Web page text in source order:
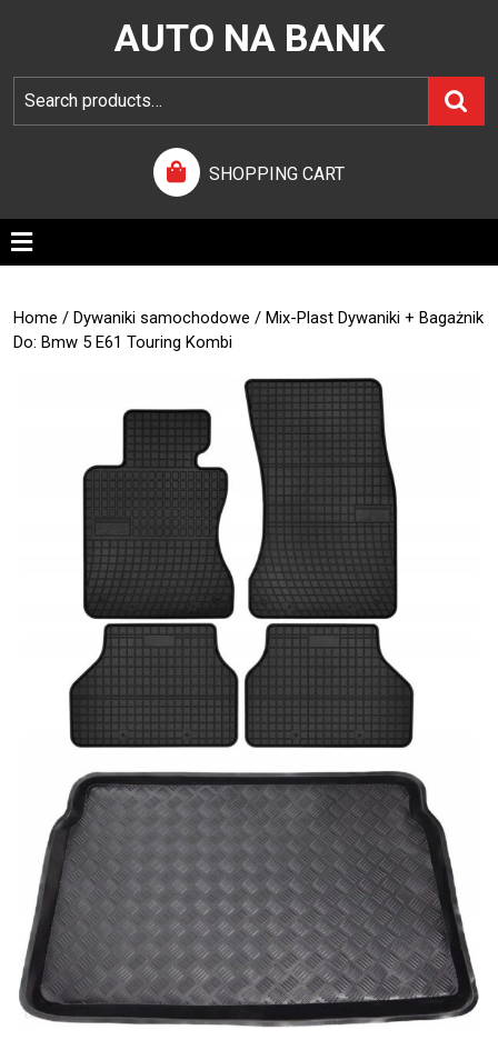
AUTO NA BANK
SHOPPING CART
Home / Dywaniki samochodowe / Mix-Plast Dywaniki + Bagażnik
Do: Bmw 5 E61 Touring Kombi